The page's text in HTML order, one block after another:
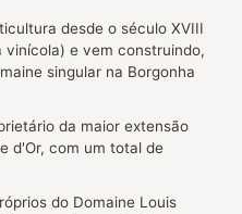
desde o século XVIII
e vem construindo,
singular na Borgonha
da maior extensão
d'Or, com um total de
do Domaine Louis